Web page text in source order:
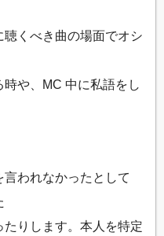
くべき曲の場面でオシ
や、MC 中に私語をし
われなかったとして
りします。本人を特定